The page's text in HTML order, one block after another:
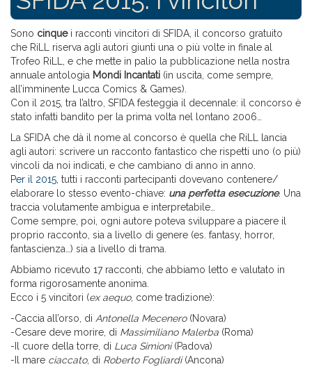
Sono cinquei racconti vincitori di SFIDA, il concorso gratuito
che RiLL riserva agli autori giunti una o più volte in finale al
Trofeo RiLL, e che mette in palio la pubblicazione nella nostra
annuale antologia Mondi Incantati (in uscita, come sempre,
all’imminente Lucca Comics & Games).
Con il 2015, tra l’altro, SFIDA festeggia il decennale: il concorso è
stato infatti bandito per la prima volta nel lontano 2006…
La SFIDA che dà il nome al concorso è quella che RiLL lancia
agli autori: scrivere un racconto fantastico che rispetti uno (o più)
vincoli da noi indicati, e che cambiano di anno in anno.
Per il 2015 , tutti i racconti partecipanti dovevano contenere/
elaborare lo stesso evento-chiave: una perfetta esecuzione. Una
traccia volutamente ambigua e interpretabile…
Come sempre, poi, ogni autore poteva sviluppare a piacere il
proprio racconto, sia a livello di genere (es. fantasy, horror,
fantascienza…) sia a livello di trama.
Abbiamo ricevuto 17 racconti, che abbiamo letto e valutato in
forma rigorosamente anonima.
Ecco i 5 vincitori (ex aequo, come tradizione):
-Caccia all’orso, di Antonella Mecenero(Novara)
-Cesare deve morire, di Massimiliano Malerba (Roma)
-Il cuore della torre, di Luca Simioni(Padova)
-Il mare ciaccato, di Roberto Fogliardi(Ancona)